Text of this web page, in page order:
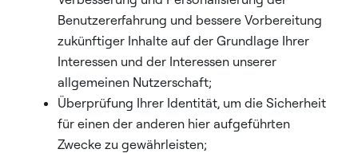
Benutzererfahrung und bessere Vorbereitung
zukünftiger Inhalte auf der Grundlage Ihrer
Interessen und der Interessen unserer
allgemeinen Nutzerschaft;
Überprüfung Ihrer Identität, um die Sicherheit
für einen der anderen hier aufgeführten
Zwecke zu gewährleisten;